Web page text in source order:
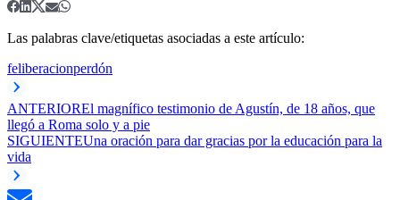
Las palabras clave/etiquetas asociadas a este artículo:
feliberacionperdón
ANTERIOREl magnífico testimonio de Agustín, de 18 años, que
llegó a Roma solo y a pie
SIGUIENTEUna oración para dar gracias por la educación para la
vida